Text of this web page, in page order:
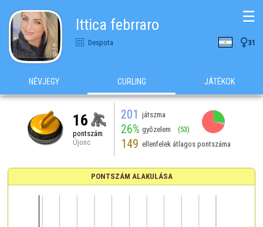
Ittica febrraro
Despota 31
☰
NÉVJEGY CURLING JÁTÉKOK
16
pontszám
Újonc
201 játszma
26% győzelem (53)
149 ellenfelek átlagos pontszáma
PONTSZÁM ALAKULÁSA